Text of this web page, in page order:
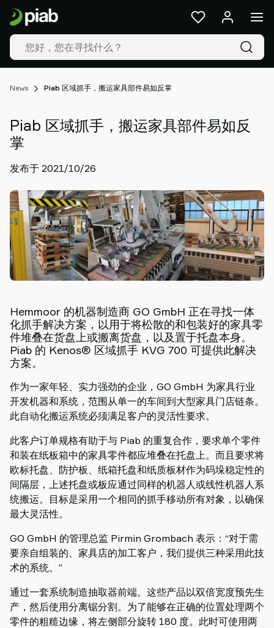
News Piab 区域抓手，搬运家具部件易如反掌
Piab 区域抓手，搬运家具部件易如反
掌
发布于 2021/10/26
Hemmoor 的机器制造商 GO GmbH 正在寻找一体
化抓手解决方案，以用于将松散的和包装好的家具零
件堆叠在货盘上或搬离货盘，以及置于托盘本身。
Piab 的 Kenos® 区域抓手 KVG 700 可提供此解决
方案。
作为一家年轻、实力强劲的企业，GO GmbH 为家具行业
开发机器和系统，范围从单一的车间到大型家具门店链条。
此自动化搬运系统必须满足客户的灵活性要求。
此客户订单规格有助于与 Piab 的重复合作，要求单个零件
和装在纸板箱中的家具零件都应堆叠在托盘上。而且要求将
欧标托盘、防护板、纸箱托盘和纸质板材作为码垛稳定性的
间隔层，上述托盘或板应通过同样的机器人或线性机器人系
统搬运。目标是采用一个相同的抓手移动所有对象，以确保
最大灵活性。
GO GmbH 的管理总监 Pirmin Grombach 表示：“对于需
要亲自组装的、家具店的加工客户，我们提供三种采用此技
术的系统。”
通过一套系统制造抽取器前端。这些产品以双倍宽度预先生
产，然后使用分离锯分割。为了能够在正确的位置处理两个
零件的粗糙边缘，将左侧部分旋转 180 度。此时可使用两
产
品
及
解
决
业
我
的
术
资
源
关
于
Piab
Group
联
系
我
们
支
持
寻
合
作
伙
伴
Old
shop